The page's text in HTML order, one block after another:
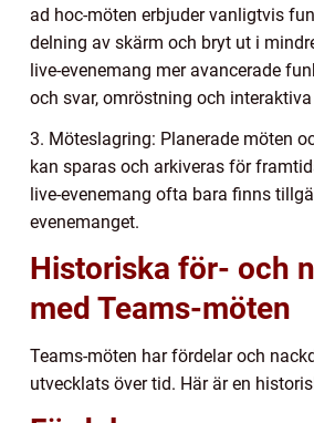
ad hoc-möten erbjuder vanligtvis
delning av skärm och bryt ut i
live-evenemang mer avancerade
och svar, omröstning och
3. Möteslagring: Planerade möten
kan sparas och arkiveras för
live-evenemang ofta bara finns
evenemanget.
Historiska för- och
med Teams-möten
Teams-möten har fördelar och
utvecklats över tid. Här är en